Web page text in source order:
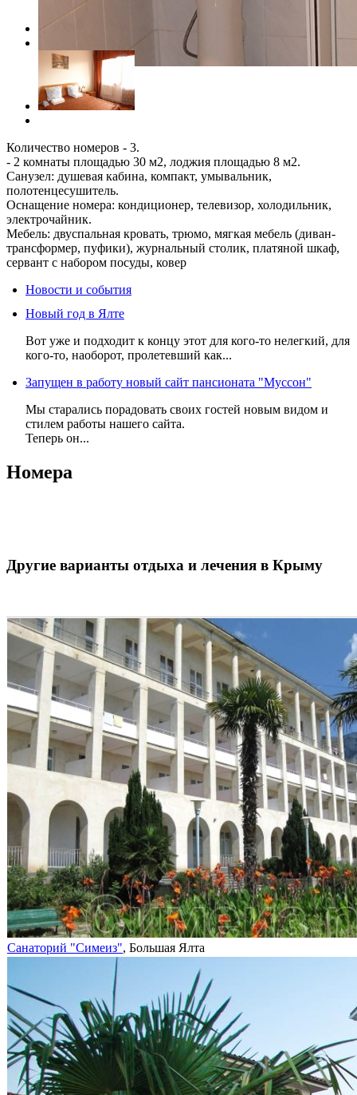
Количество номеров - 3.
- 2 комнаты площадью 30 м2, лоджия площадью 8 м2.
Санузел: душевая кабина, компакт, умывальник,
полотенцесушитель.
Оснащение номера: кондиционер, телевизор, холодильник,
электрочайник.
Мебель: двуспальная кровать, трюмо, мягкая мебель (диван-
трансформер, пуфики), журнальный столик, платяной шкаф,
сервант с набором посуды, ковер
Новости и события
Новый год в Ялте
Вот уже и подходит к концу этот для кого-то нелегкий, для
кого-то, наоборот, пролетевший как...
Запущен в работу новый сайт пансионата "Муссон"
Мы старались порадовать своих гостей новым видом и
стилем работы нашего сайта.
Теперь он...
Номера
Другие варианты отдыха и лечения в Крыму
Санаторий "Симеиз", Большая Ялта